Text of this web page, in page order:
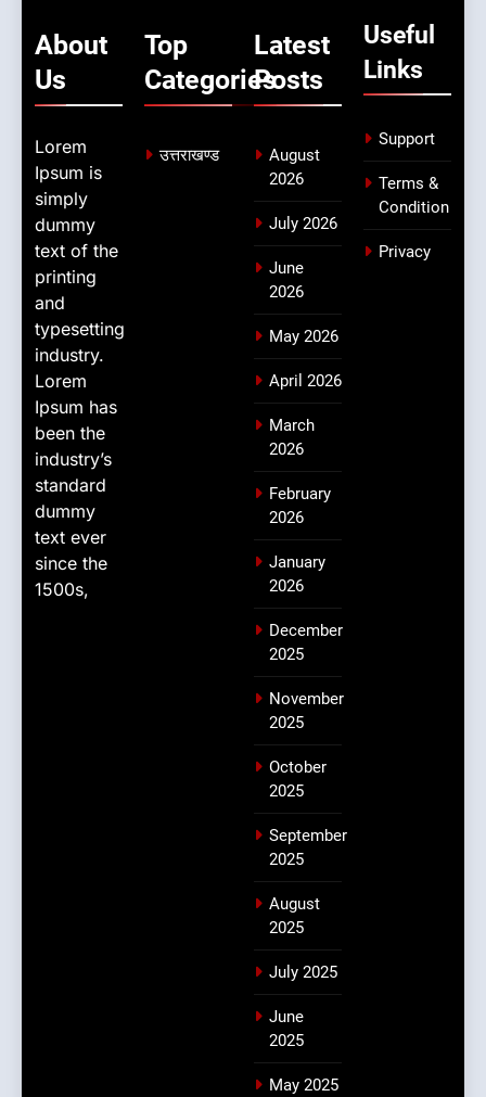
About
Us
Lorem
Ipsum is
simply
dummy
text of the
printing
and
typesetting
industry.
Lorem
Ipsum has
been the
industry’s
standard
dummy
text ever
since the
1500s,
Top
Categories
उत्तराखण्ड
Latest
Posts
August
2026
July 2026
June
2026
May 2026
April 2026
March
2026
February
2026
January
2026
December
2025
November
2025
October
2025
September
2025
August
2025
July 2025
June
2025
May 2025
Useful
Links
Support
Terms &
Condition
Privacy